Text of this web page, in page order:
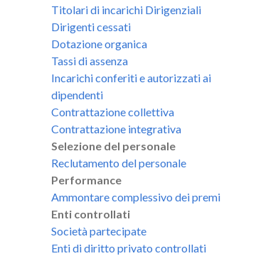
Titolari di incarichi Dirigenziali
Dirigenti cessati
Dotazione organica
Tassi di assenza
Incarichi conferiti e autorizzati ai
dipendenti
Contrattazione collettiva
Contrattazione integrativa
Selezione del personale
Reclutamento del personale
Performance
Ammontare complessivo dei premi
Enti controllati
Società partecipate
Enti di diritto privato controllati